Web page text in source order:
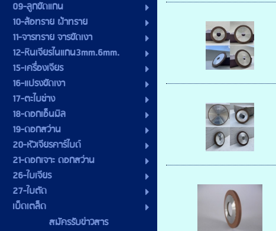
09-ลูกขัดแกน
10-ล้อทราย ผ้าทราย
11-จารทราย จารขัดเงา
12-หินเจียรไนแกน3mm.6mm.
15-เครื่องเจียร
16-แปรงขัดเงา
17-ตะไบช่าง
18-ดอกเอ็นมิล
19-ดอกสว่าน
20-หัวเจียรคาร์ไบด์
21-ดอกเจาะ ดอกสว่าน
26-ใบเจียร
27-ใบตัด
เบ็ดเตล็ด
สมัครรับข่าวสาร